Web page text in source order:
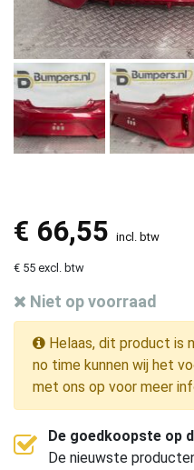
€ 66,55 incl. btw
€ 55 excl. btw
Niet op voorraad
Helaas, dit product is
no time kunnen wij het
met ons op voor meer
De goedkoopste op
De nieuwste